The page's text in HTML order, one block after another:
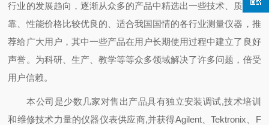
行业的发展趋向，逐渐从众多的产品中精选出一些技术、质量可
靠、性能价格比较优良的、适合我国国情的各行业测量仪器，推
荐给广大用户，其中一些产品在用户长期使用过程中建立了良好
声誉。为科研、生产、教学等等众多领域解决了许多问题，倍受
用户信赖。
本公司是少数几家对售出产品具有独立安装调试,技术培训
和维修技术力量的仪器仪表供应商,并获得Agilent、Tektronix、F